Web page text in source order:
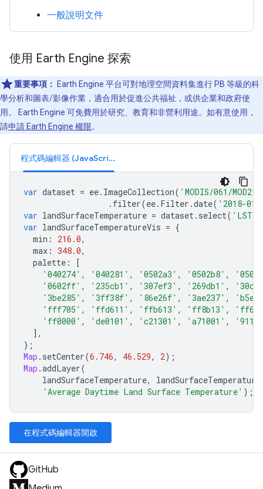
一般說明文件
使用 Earth Engine 探索
重要事項：
Earth Engine 平台可對地理空間資料集進行 PB 等級的科
學分析和圖表/影像作業，適合用於促進公共福祉，或供企業和政府使
用。 Earth Engine 可免費用於研究、教育和非營利用途。如有意使用，
請申請 Earth Engine 權限。
程式碼編輯器 (JavaScript)
var dataset = ee. ImageCollection( 'MODIS/061/
. filter(ee. Filter .date( '2018-
var landSurfaceTemperature = dataset. select(
var landSurfaceTemperatureVis = {
min : 216.0,
max : 348.0,
palette :
[
'040274' , '040281' , '0502a3' , '0502b8' ,
'0602ff' , '235cb1' , '307ef3' , '269db1' ,
'3be285' , '3ff38f' , '86e26f' , '3ae237' ,
'fff705' , 'ffd611' , 'ffb613' , 'ff8b13' ,
'ff0000' , 'de0101' , 'c21301' , 'a71001' ,
],
};
Map . setCenter(6.746, 46.529, 2);
Map .addLayer(
landSurfaceTemperature,
'Average Daytime Land Surface Temperature' );
在程式碼編輯器開啟
GitHub